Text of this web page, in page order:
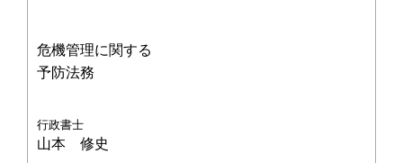
危機管理に関する
予防法務
行政書士
山本 修史